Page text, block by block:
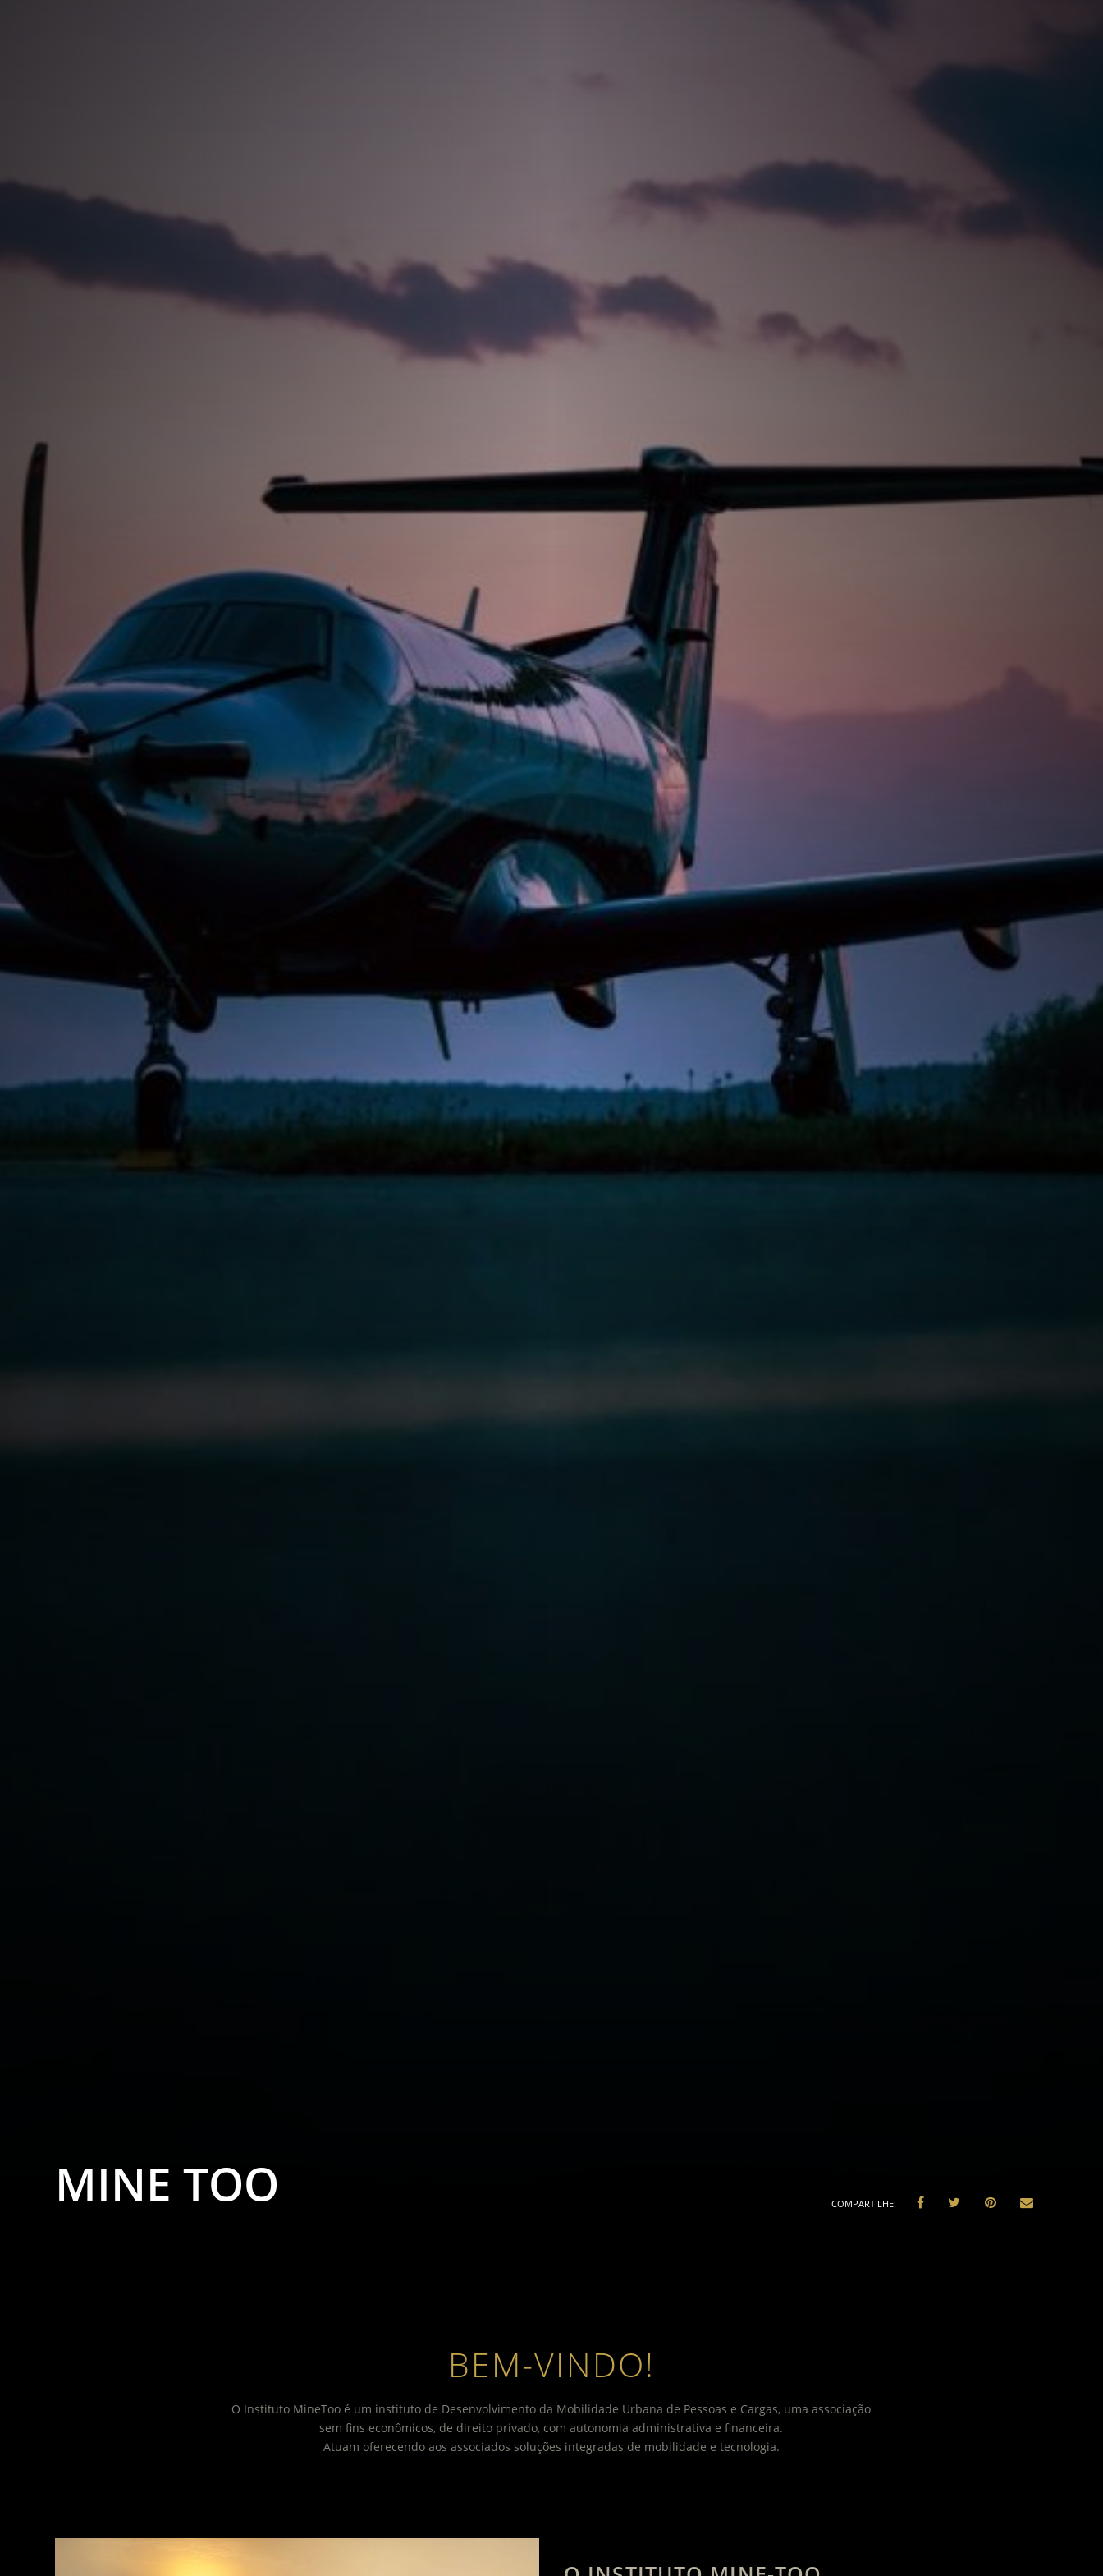
MINE TOO
BEM-VINDO!
O Instituto MineToo é um instituto de Desenvolvimento da Mobilidade Urbana de Pessoas e Cargas, uma associação
sem fins econômicos, de direito privado, com autonomia administrativa e financeira.
Atuam oferecendo aos associados soluções integradas de mobilidade e tecnologia.